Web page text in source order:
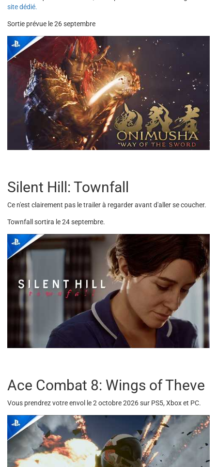
site dédié.
Sortie prévue le 26 septembre
Silent Hill: Townfall
Ce n'est clairement pas le trailer à regarder avant d'aller se coucher.
Townfall sortira le 24 septembre.
Ace Combat 8: Wings of Theve
Vous prendrez votre envol le 2 octobre 2026 sur PS5, Xbox et PC.